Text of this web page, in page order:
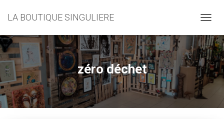
LA BOUTIQUE SINGULIERE
LA
zéro déchet